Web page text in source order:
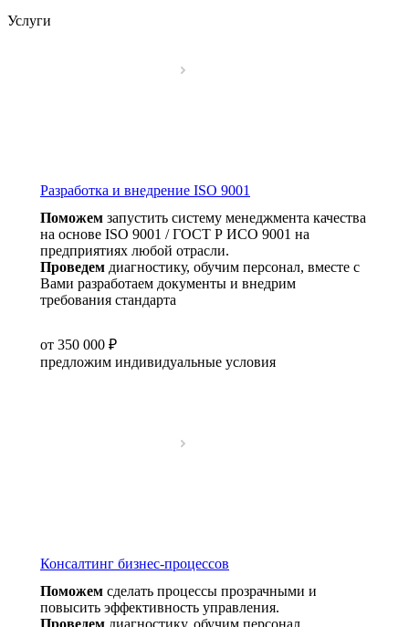
Услуги
Разработка и внедрение ISO 9001
Поможем запустить систему менеджмента качества
на основе ISO 9001 / ГОСТ Р ИСО 9001 на
предприятиях любой отрасли.
Проведем диагностику, обучим персонал, вместе с
Вами разработаем документы и внедрим
требования стандарта
от 350 000 ₽
предложим индивидуальные условия
Консалтинг бизнес-процессов
Поможем сделать процессы прозрачными и
повысить эффективность управления.
Проведем диагностику, обучим персонал,